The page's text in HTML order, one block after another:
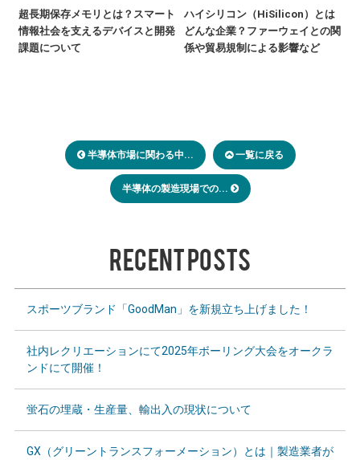
超長期保存メモリとは？スマート
情報社会を支えるデバイスと開発
課題について
ハイシリコン（HiSilicon）とは
どんな企業？ファーウェイとの関
係や貿易規制による影響など
半導体市場に関わる中... 一覧に戻る
半導体の製造現場での...
RECENT POSTS
スポーツブランド「GoodMan」を新規立ち上げました！
社内レクリエーションにて2025年ボーリング大会をオークラ
ンドにて開催！
蛍石の埋蔵・生産量、輸出入の現状について
GX（グリーントランスフォーメーション）とは｜製造業者が